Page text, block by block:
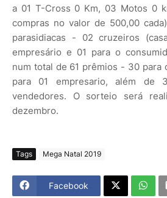
a 01 T-Cross 0 Km, 03 Motos 0
compras no valor de 500,00
parasidiacas - 02 cruzeiros
empresário e 01 para o
num total de 61 prêmios - 30 para
para 01 empresario, além de
vendedores. O sorteio será
dezembro.
Tags Mega Natal 2019
Facebook